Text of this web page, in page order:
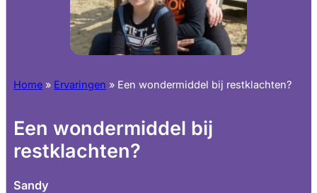
Home » Ervaringen » Een wondermiddel bij restklachten?
Een wondermiddel bij
restklachten?
Sandy